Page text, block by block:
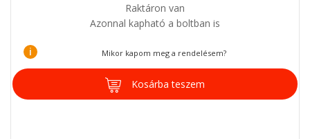
Raktáron van
Azonnal kapható a boltban is
i Mikor kapom meg a rendelésem?
Kosárba teszem